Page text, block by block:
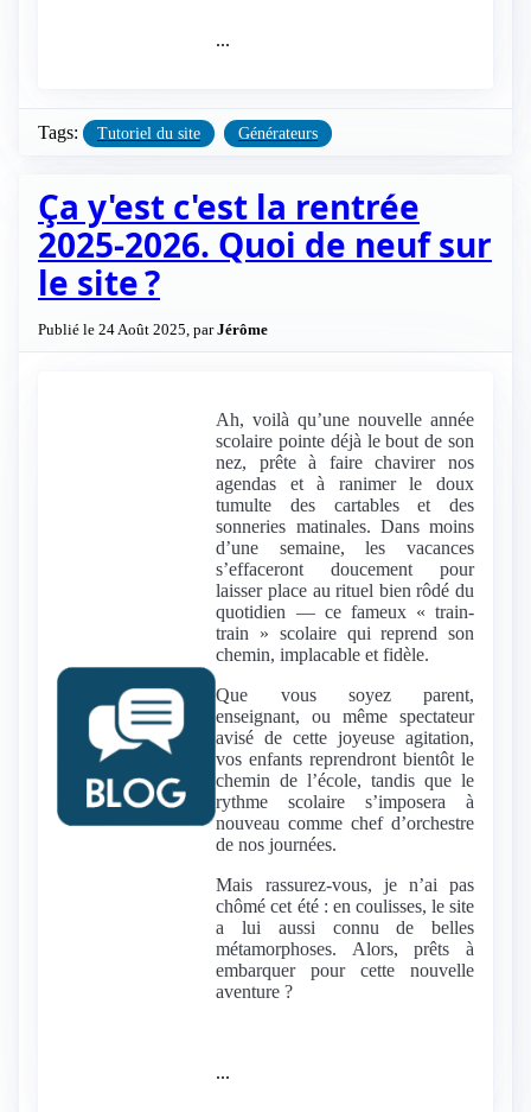
...
Tags: Tutoriel du site Générateurs
Ça y'est c'est la rentrée
2025-2026. Quoi de neuf sur
le site ?
Publié le 24 Août 2025, parJérôme
Ah, voilà qu’une nouvelle année
scolaire pointe déjà le bout de son
nez, prête à faire chavirer nos
agendas et à ranimer le doux
tumulte des cartables et des
sonneries matinales. Dans moins
d’une semaine, les vacances
s’effaceront doucement pour
laisser place au rituel bien rôdé du
quotidien — ce fameux « train-
train » scolaire qui reprend son
chemin, implacable et fidèle.
Que vous soyez parent,
enseignant, ou même spectateur
avisé de cette joyeuse agitation,
vos enfants reprendront bientôt le
chemin de l’école, tandis que le
rythme scolaire s’imposera à
nouveau comme chef d’orchestre
de nos journées.
Mais rassurez-vous, je n’ai pas
chômé cet été : en coulisses, le site
a lui aussi connu de belles
métamorphoses. Alors, prêts à
embarquer pour cette nouvelle
aventure ?
...